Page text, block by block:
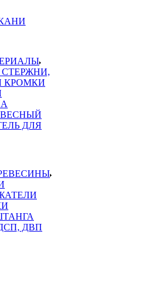
КРОМКИ
ДЛЯ
ДВП